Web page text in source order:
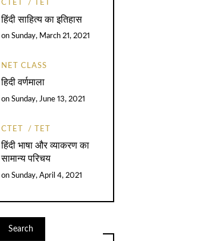
CTET TET
हिंदी साहित्य का इतिहास
on Sunday, March 21, 2021
NET CLASS
हिदी वर्णमाला
on Sunday, June 13, 2021
CTET TET
हिंदी भाषा और व्याकरण का
सामान्य परिचय
on Sunday, April 4, 2021
Search